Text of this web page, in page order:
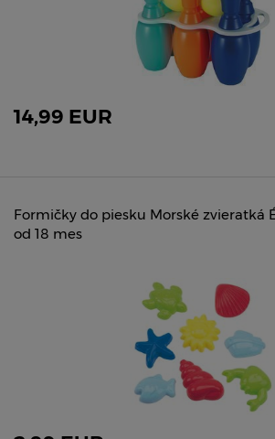
14,99 EUR
Formičky do piesku Morské zvieratká
od 18 mes